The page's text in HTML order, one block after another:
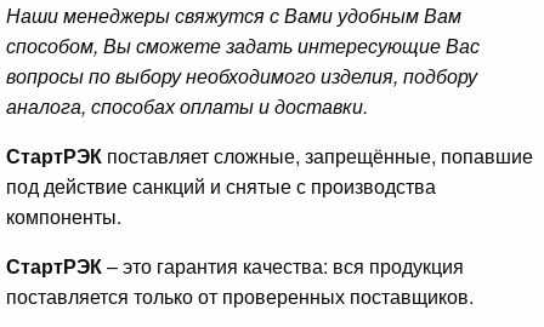
Наши менеджеры свяжутся с Вами удобным Вам
способом, Вы сможете задать интересующие Вас
вопросы по выбору необходимого изделия, подбору
аналога, способах оплаты и доставки.
СтартРЭК поставляет сложные, запрещённые, попавшие
под действие санкций и снятые с производства
компоненты.
СтартРЭК– это гарантия качества: вся продукция
поставляется только от проверенных поставщиков.